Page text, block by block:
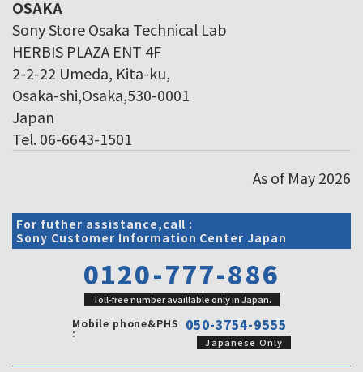
OSAKA
Sony Store Osaka Technical Lab
HERBIS PLAZA ENT 4F
2-2-22 Umeda, Kita-ku,
Osaka-shi,Osaka,530-0001
Japan
Tel. 06-6643-1501
As of May 2026
For futher assistance,call :
Sony Customer Information Center Japan
0120-777-886
Toll-free number availlable only in Japan.
Mobile phone&PHS
: 050-3754-9555
Japanese Only